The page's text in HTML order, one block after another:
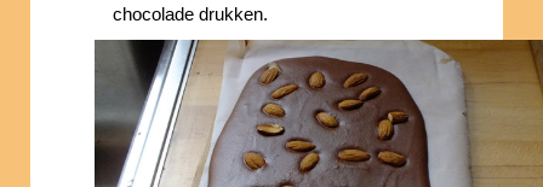
chocolade drukken.